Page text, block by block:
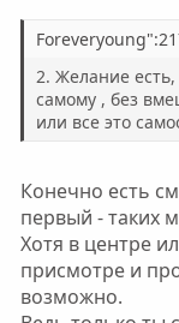
2. Желание
самому , без
или все это
Конечно есть
первый - таких
Хотя в центре
присмотре и
возможно.